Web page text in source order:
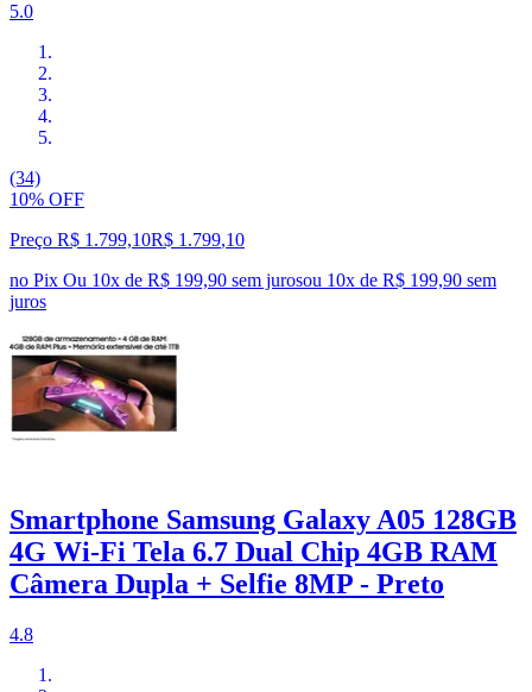
5.0
(34)
10% OFF
Preço R$ 1.799,10R$ 1.799,10
no Pix Ou 10x de R$ 199,90 sem jurosou 10x de R$ 199,90 sem
juros
Smartphone Samsung Galaxy A05 128GB
4G Wi-Fi Tela 6.7 Dual Chip 4GB RAM
Câmera Dupla + Selfie 8MP - Preto
4.8